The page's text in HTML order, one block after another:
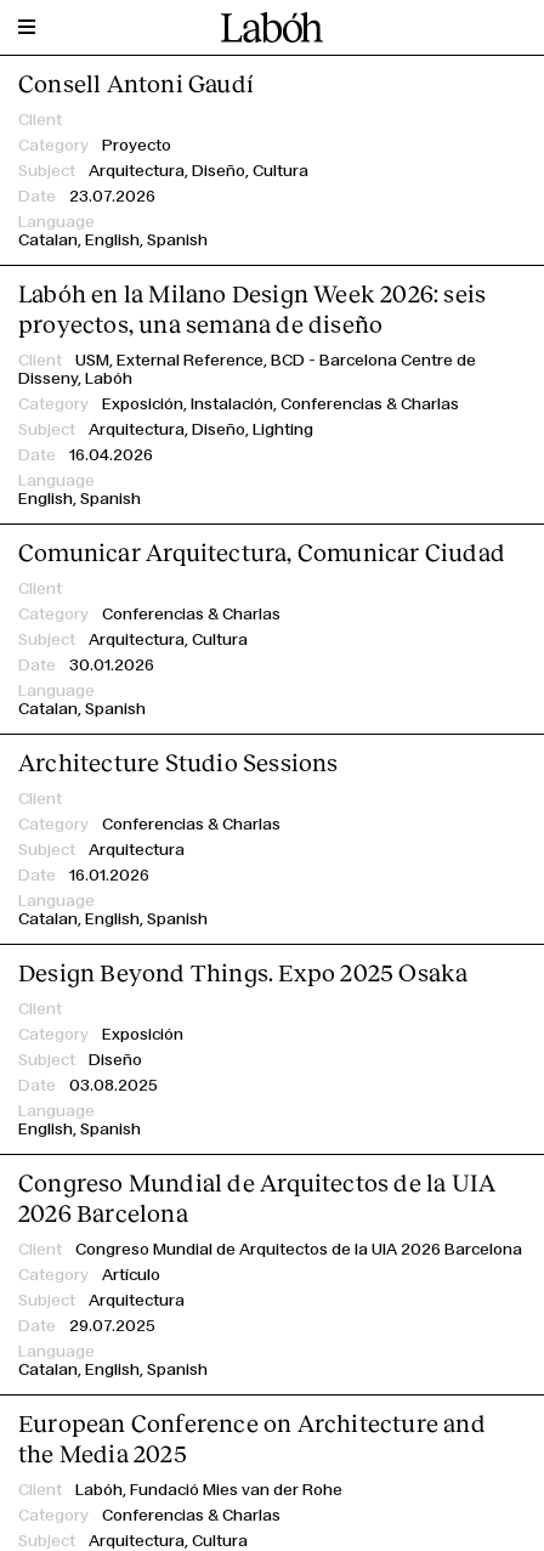
About
Filtrar por
Architecture & the Media
BARQ Festival
BBConstrumat - Fira de Barcelona
Benedetta Tagliabue – Miralles Tagliabue EMBT
BMLD – designing with light
Clase
Creative Raval - MACBA Store Laie
Davide Groppi
Escola Massana
EUmies Awards
h3o
Istituto Italiano di Cultura di Barcellona
LAMÁQUINA by Noumena
World-Architects
Young Talent Architecture Award
Congreso Mundial de Arquitectos de la UIA 2026 Barcelona
Consell Antoni Gaudí
Proyecto
Arquitectura, Diseño, Cultura
23.07.2026
Catalan English Spanish
Labóh en la Milano Design Week 2026: seis
proyectos, una semana de diseño
USM, External Reference, BCD - Barcelona Centre de
Disseny, Labóh
Exposición, Instalación, Conferencias & Charlas
Arquitectura, Diseño, Lighting
16.04.2026
English Spanish
Comunicar Arquitectura, Comunicar Ciudad
Conferencias & Charlas
Arquitectura, Cultura
30.01.2026
Catalan Spanish
Architecture Studio Sessions
Conferencias & Charlas
Arquitectura
16.01.2026
Catalan English Spanish
Design Beyond Things. Expo 2025 Osaka
Exposición
Diseño
03.08.2025
English Spanish
Congreso Mundial de Arquitectos de la UIA
2026 Barcelona
Congreso Mundial de Arquitectos de la UIA 2026 Barcelona
Artículo
Arquitectura
29.07.2025
Catalan English Spanish
European Conference on Architecture and
the Media 2025
Labóh, Fundació Mies van der Rohe
Conferencias & Charlas
Arquitectura, Cultura